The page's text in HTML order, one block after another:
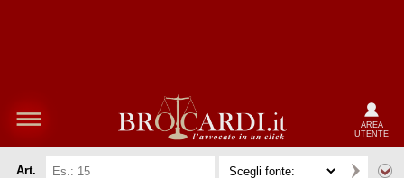
AREA
UTENTE
Art.